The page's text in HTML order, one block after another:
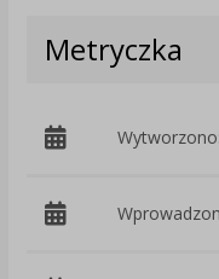
Metryczka
Wytworzono: